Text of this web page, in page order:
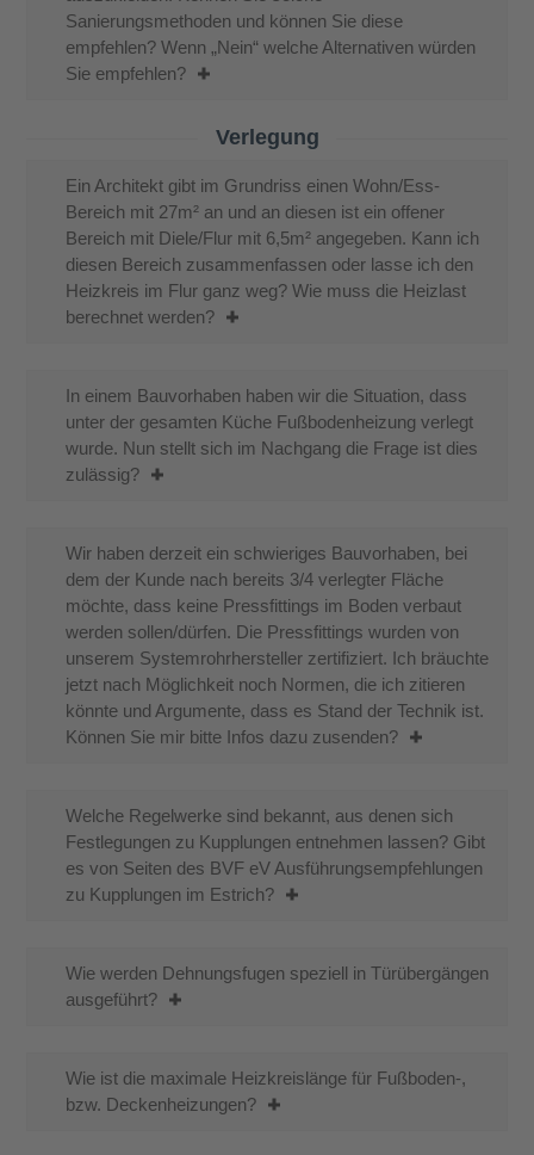
Sanierungsmethoden und können Sie diese
empfehlen? Wenn „Nein“ welche Alternativen würden
Sie empfehlen?
Verlegung
Ein Architekt gibt im Grundriss einen Wohn/Ess-
Bereich mit 27m² an und an diesen ist ein offener
Bereich mit Diele/Flur mit 6,5m² angegeben. Kann ich
diesen Bereich zusammenfassen oder lasse ich den
Heizkreis im Flur ganz weg? Wie muss die Heizlast
berechnet werden?
In einem Bauvorhaben haben wir die Situation, dass
unter der gesamten Küche Fußbodenheizung verlegt
wurde. Nun stellt sich im Nachgang die Frage ist dies
zulässig?
Wir haben derzeit ein schwieriges Bauvorhaben, bei
dem der Kunde nach bereits 3/4 verlegter Fläche
möchte, dass keine Pressfittings im Boden verbaut
werden sollen/dürfen. Die Pressfittings wurden von
unserem Systemrohrhersteller zertifiziert. Ich bräuchte
jetzt nach Möglichkeit noch Normen, die ich zitieren
könnte und Argumente, dass es Stand der Technik ist.
Können Sie mir bitte Infos dazu zusenden?
Welche Regelwerke sind bekannt, aus denen sich
Festlegungen zu Kupplungen entnehmen lassen? Gibt
es von Seiten des BVF eV Ausführungsempfehlungen
zu Kupplungen im Estrich?
Wie werden Dehnungsfugen speziell in Türübergängen
ausgeführt?
Wie ist die maximale Heizkreislänge für Fußboden-,
bzw. Deckenheizungen?